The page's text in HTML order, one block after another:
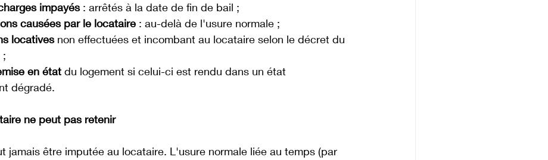
impayés : arrêtés à la date de fin de bail ;
causées par le locataire : au-delà de l'usure normale ;
locatives non effectuées et incombant au locataire selon le décret du
;
en état du logement si celui-ci est rendu dans un état
dégradé.
ne peut pas retenir
jamais être imputée au locataire. L'usure normale liée au temps (par